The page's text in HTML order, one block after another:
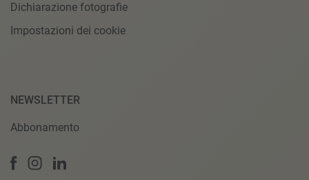
Dichiarazione fotografie
Impostazioni dei cookie
NEWSLETTER
Abbonamento